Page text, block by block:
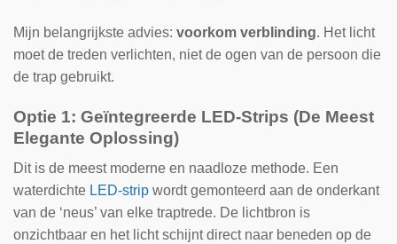
Mijn belangrijkste advies: voorkom verblinding. Het licht
moet de treden verlichten, niet de ogen van de persoon die
de trap gebruikt.
Optie 1: Geïntegreerde LED-Strips (De Meest
Elegante Oplossing)
Dit is de meest moderne en naadloze methode. Een
waterdichte LED-strip wordt gemonteerd aan de onderkant
van de ‘neus’ van elke traptrede. De lichtbron is
onzichtbaar en het licht schijnt direct naar beneden op de